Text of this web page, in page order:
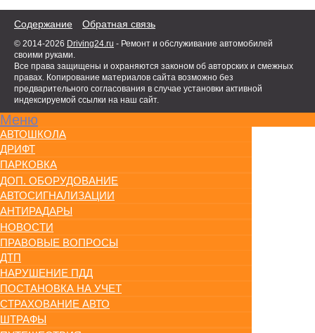
Содержание Обратная связь
© 2014-2026 Driving24.ru - Ремонт и обслуживание автомобилей
своими руками.
Все права защищены и охраняются законом об авторских и смежных
правах. Копирование материалов сайта возможно без
предварительного согласования в случае установки активной
индексируемой ссылки на наш сайт.
Меню
АВТОШКОЛА
ДРИФТ
ПАРКОВКА
ДОП. ОБОРУДОВАНИЕ
АВТОСИГНАЛИЗАЦИИ
АНТИРАДАРЫ
НОВОСТИ
ПРАВОВЫЕ ВОПРОСЫ
ДТП
НАРУШЕНИЕ ПДД
ПОСТАНОВКА НА УЧЕТ
СТРАХОВАНИЕ АВТО
ШТРАФЫ